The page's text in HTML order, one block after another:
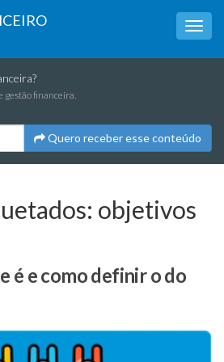
gestão financeira.
Quero receber esse conteúdo
objetivos
é e como definir o do